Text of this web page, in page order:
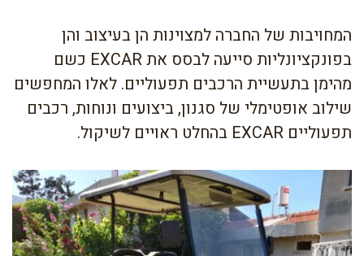
המחויבות של החברה למצוינות הן בעיצוב והן
בפונקציונליות סייעה לבסס את EXCAR כשם
מהימן בתעשיית הרכבים תפעוליים. לאלו המחפשים
שילוב אופטימלי של סגנון, ביצועים ונוחות, רכבים
תפעוליים EXCAR בהחלט ראויים לשיקול.